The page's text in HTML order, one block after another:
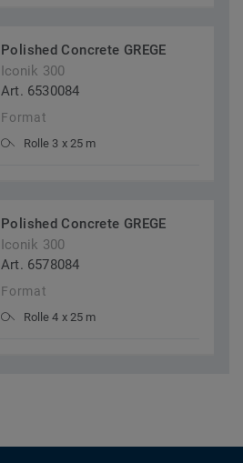
Polished Concrete GREGE
Iconik 300
Art. 6530084
Format
Rolle 3 x 25 m
Polished Concrete GREGE
Iconik 300
Art. 6578084
Format
Rolle 4 x 25 m